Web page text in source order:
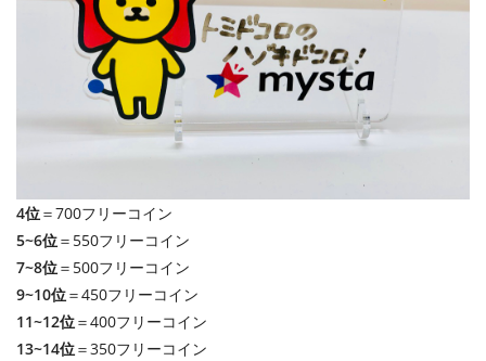
4位＝700フリーコイン
5~6位＝550フリーコイン
7~8位＝500フリーコイン
9~10位＝450フリーコイン
11~12位＝400フリーコイン
13~14位＝350フリーコイン